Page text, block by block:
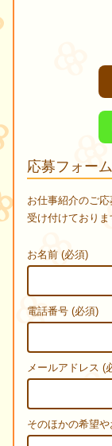
応募フォーム
お仕事紹介のご
受け付けておりま
お名前 (必須)
電話番号 (必須)
メールアドレス (
そのほかの希望